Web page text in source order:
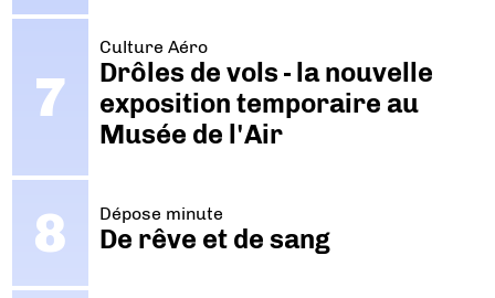
Culture Aéro
Drôles de vols - la nouvelle
exposition temporaire au
Musée de l'Air
Dépose minute
De rêve et de sang